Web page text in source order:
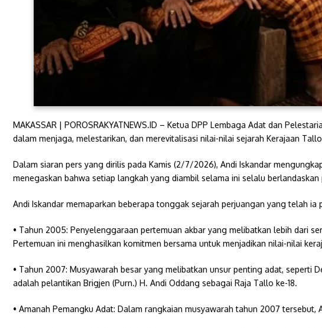
MAKASSAR | POROSRAKYATNEWS.ID – Ketua DPP Lembaga Adat dan
dalam menjaga, melestarikan, dan merevitalisasi nilai-nilai sejarah Kerajaan
​Dalam siaran pers yang dirilis pada Kamis (2/7/2026), Andi Iskandar
menegaskan bahwa setiap langkah yang diambil selama ini selalu
Andi Iskandar memaparkan beberapa tonggak sejarah perjuangan yang telah ia
• ​Tahun 2005: Penyelenggaraan pertemuan akbar yang melibatkan lebih dari
Pertemuan ini menghasilkan komitmen bersama untuk menjadikan nilai-nilai
• ​Tahun 2007: Musyawarah besar yang melibatkan unsur penting adat, seperti
adalah pelantikan Brigjen (Purn.) H. Andi Oddang sebagai Raja Tallo ke-18.
• ​Amanah Pemangku Adat: Dalam rangkaian musyawarah tahun 2007